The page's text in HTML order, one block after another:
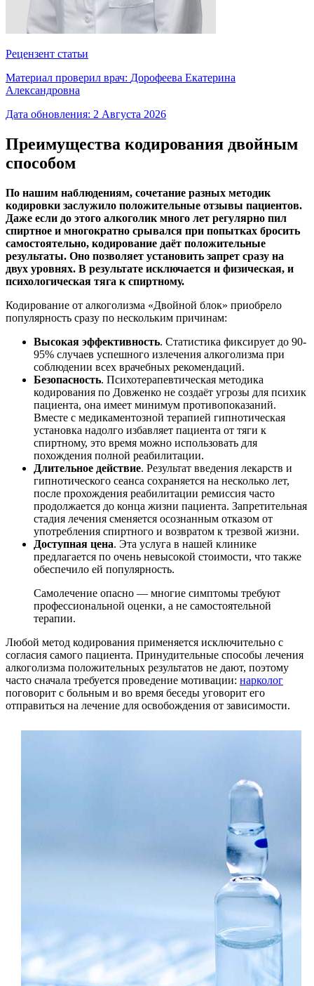
Рецензент статьи
Материал проверил врач: Дорофеева Екатерина
Александровна
Дата обновления: 2 Августа 2026
Преимущества кодирования двойным
способом
По нашим наблюдениям, сочетание разных методик
кодировки заслужило положительные отзывы пациентов.
Даже если до этого алкоголик много лет регулярно пил
спиртное и многократно срывался при попытках бросить
самостоятельно, кодирование даёт положительные
результаты. Оно позволяет установить запрет сразу на
двух уровнях. В результате исключается и физическая, и
психологическая тяга к спиртному.
Кодирование от алкоголизма «Двойной блок» приобрело
популярность сразу по нескольким причинам:
Высокая эффективность. Статистика фиксирует до 90-
95% случаев успешного излечения алкоголизма при
соблюдении всех врачебных рекомендаций.
Безопасность. Психотерапевтическая методика
кодирования по Довженко не создаёт угрозы для психик
пациента, она имеет минимум противопоказаний.
Вместе с медикаментозной терапией гипнотическая
установка надолго избавляет пациента от тяги к
спиртному, это время можно использовать для
похождения полной реабилитации.
Длительное действие. Результат введения лекарств и
гипнотического сеанса сохраняется на несколько лет,
после прохождения реабилитации ремиссия часто
продолжается до конца жизни пациента. Запретительная
стадия лечения сменяется осознанным отказом от
употребления спиртного и возвратом к трезвой жизни.
Доступная цена. Эта услуга в нашей клинике
предлагается по очень невысокой стоимости, что также
обеспечило ей популярность.
Самолечение опасно — многие симптомы требуют
профессиональной оценки, а не самостоятельной
терапии.
Любой метод кодирования применяется исключительно с
согласия самого пациента. Принудительные способы лечения
алкоголизма положительных результатов не дают, поэтому
часто сначала требуется проведение мотивации: нарколог
поговорит с больным и во время беседы уговорит его
отправиться на лечение для освобождения от зависимости.